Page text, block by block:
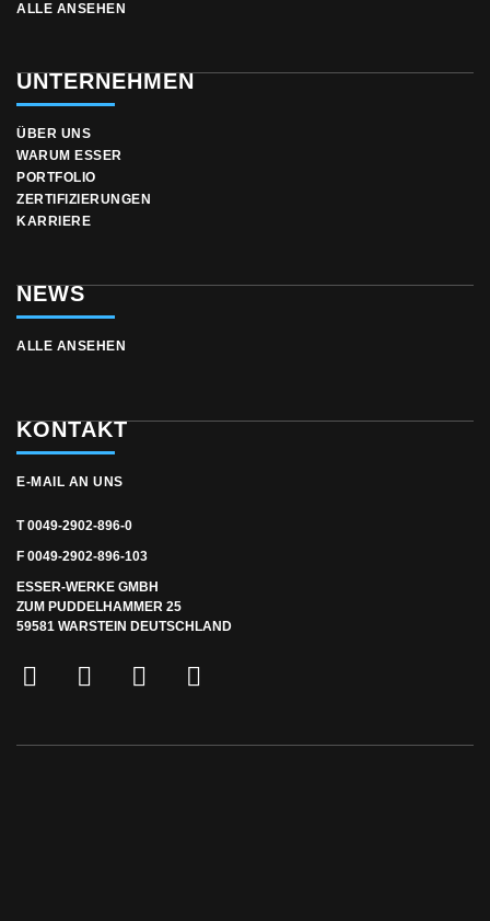
ALLE ANSEHEN
UNTERNEHMEN
ÜBER UNS
WARUM ESSER
PORTFOLIO
ZERTIFIZIERUNGEN
KARRIERE
NEWS
ALLE ANSEHEN
KONTAKT
E-MAIL AN UNS
T 0049-2902-896-0
F 0049-2902-896-103
ESSER-WERKE GMBH
ZUM PUDDELHAMMER 25
59581 WARSTEIN DEUTSCHLAND